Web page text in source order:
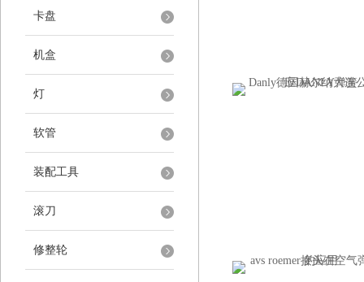
卡盘
机盒
灯
软管
装配工具
滚刀
修整轮